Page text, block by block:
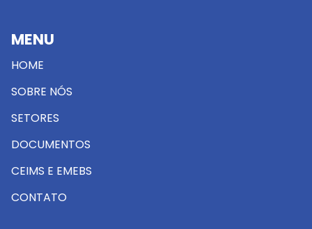
MENU
HOME
SOBRE NÓS
SETORES
DOCUMENTOS
CEIMS E EMEBS
CONTATO